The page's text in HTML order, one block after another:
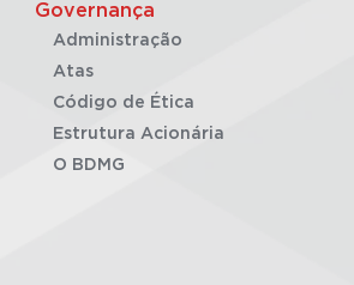
Governança
Administração
Atas
Código de Ética
Estrutura Acionária
O BDMG